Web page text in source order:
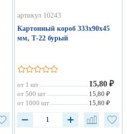
артикул 10243
Картонный короб 333х90х45
мм, Т-22 бурый
от 1 шт 15,80 ₽
от 500 шт
15,80 ₽
от 1000 шт
15,80 ₽